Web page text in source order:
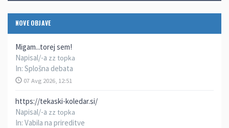
NOVE OBJAVE
Migam...torej sem!
Napisal/-a zz topka
In: Splošna debata
07 Avg 2026, 12:51
https://tekaski-koledar.si/
Napisal/-a zz topka
In: Vabila na prireditve